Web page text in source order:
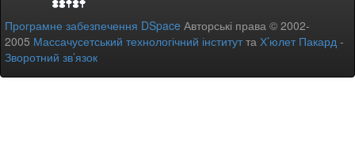
Програмне забезпечення DSpace Авторські права © 2002-
2005 Массачусетський технологічний інститутта Х’юлет Пакард -
Зворотний зв’язок